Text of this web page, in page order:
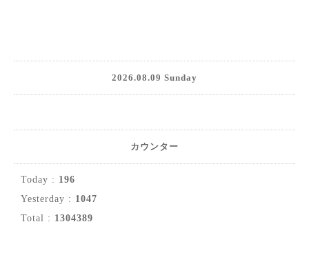
2026.08.09 Sunday
カウンター
Today : 196
Yesterday : 1047
Total : 1304389